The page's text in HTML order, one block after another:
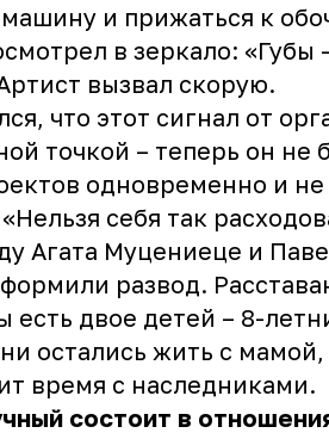
и прижаться к
в зеркало: «Губы
вызвал скорую.
что этот сигнал от
точкой – теперь он не
одновременно и не
себя так
Агата Муцениеце и
развод.
есть двое детей – 8-
остались жить с мамой
время с наследниками.
состоит в